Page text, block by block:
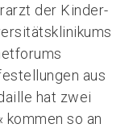
der Kinder-
aus
hat zwei
kommen so an